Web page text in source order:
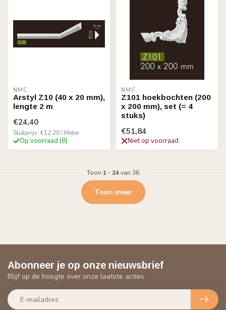
NMC
Arstyl Z10 (40 x 20 mm),
lengte 2 m
€24,40
Stukprijs: €12,20 / Meter
Op voorraad (8)
NMC
Z101 hoekbochten (200
x 200 mm), set (= 4
stuks)
€51,84
Niet op voorraad
Toon 1 - 24van 36
Toon meer
Abonneer je op onze nieuwsbrief
Blijf op de hoogte over onze laatste acties